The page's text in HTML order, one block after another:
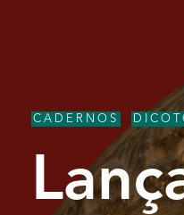
CADERNOS ,